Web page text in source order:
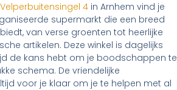
Velperbuitensingel 4 in Arnhem vind je
supermarkt die een breed
van verse groenten tot heerlijke
artikelen. Deze winkel is dagelijks
de kans hebt om je boodschappen te
schema. De vriendelijke
voor je klaar om je te helpen met al